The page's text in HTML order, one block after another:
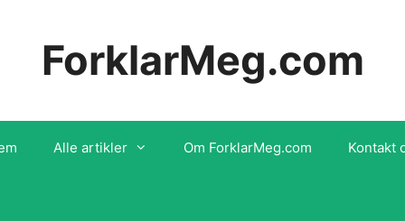
ForklarMeg.com
Alle artikler Om ForklarMeg.com Kontakt